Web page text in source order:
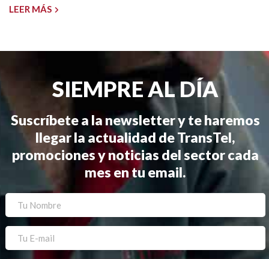
LEER MÁS
SIEMPRE AL DÍA
Suscríbete a la newsletter y te haremos
llegar la actualidad de TransTel,
promociones y noticias del sector cada
mes en tu email.